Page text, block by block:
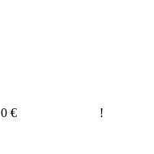
0 € !